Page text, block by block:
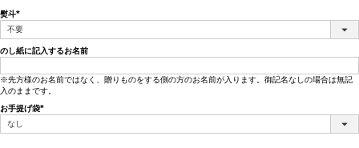
熨斗
(必
須)
のし紙に記入するお名前
※先方様のお名前ではなく、贈りものをする側の方のお名前が入ります。御記名なしの場合は無記
入のままです。
お手提げ袋
須)